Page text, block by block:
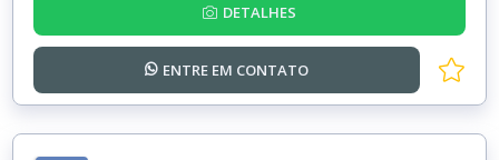
DETALHES
ENTRE EM CONTATO